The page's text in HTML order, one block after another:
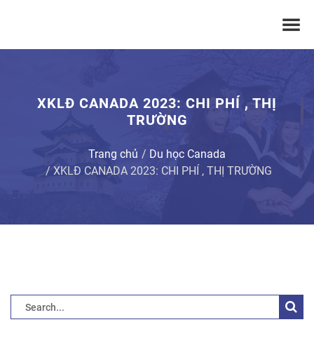
XKLĐ CANADA 2023: CHI PHÍ , THỊ
TRƯỜNG
Trang chủ
Du học Canada
XKLĐ CANADA 2023: CHI PHÍ , THỊ TRƯỜNG